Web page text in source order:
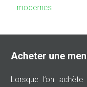
modernes
Acheter une
Lorsque l’on